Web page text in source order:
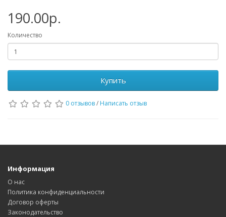
190.00р.
Количество
Купить
0 отзывов/ Написать отзыв
Информация
О нас
Политика конфиденциальности
Договор оферты
Законодательство